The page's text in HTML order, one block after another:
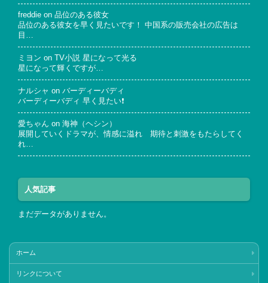
freddie on 品位のある彼女
品位のある彼女を早く見たいです！ 中国系の販売会社の広告は
目…
ミヨン on
TV小説 星になって光る
星になって輝くですが…
ナルシャ on バーディーバディ
バーディーバディ 早く見たい❗
愛ちゃん on 海神（ヘシン）
展開していくドラマが、情感に溢れ 期待と刺激をもたらしてく
れ…
人気記事
まだデータがありません。
ホーム
リンクについて